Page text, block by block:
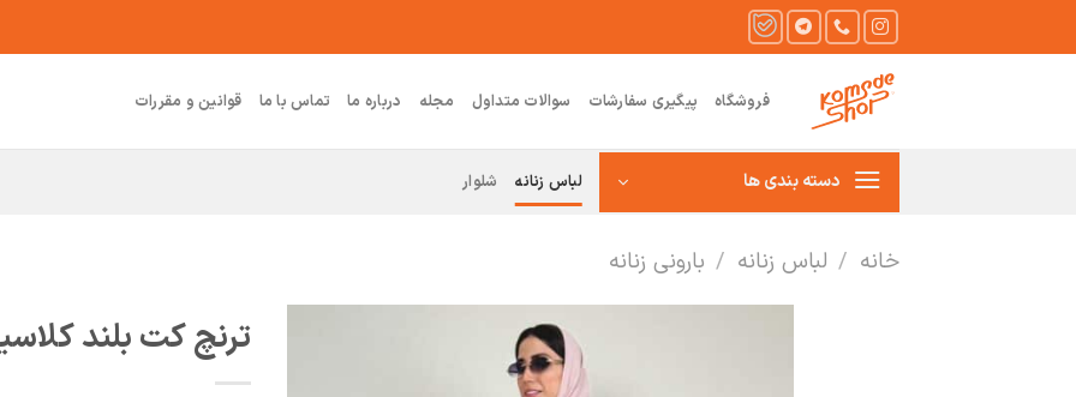
فروشگاه پیگیری سفارشات سوالات متداول مجله درباره ما تماس با ما قوانین و مقررات
دسته بندی ها لباس زنانه شلوار
خانه / لباس زنانه / بارونی زنانه
ترنچ کت بلند